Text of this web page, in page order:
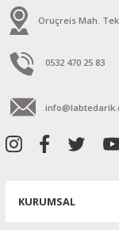
Oruçreis Mah.
0532 470 25 83
KURUMSAL